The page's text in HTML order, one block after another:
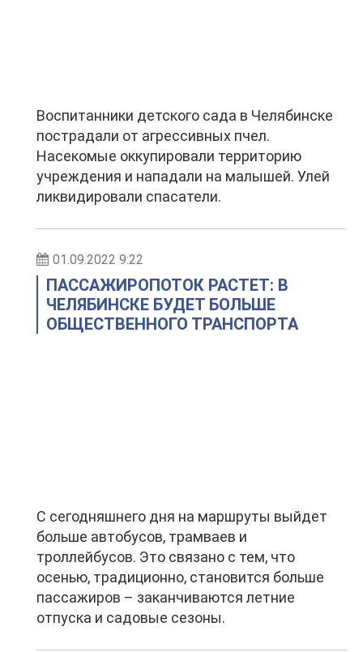
Воспитанники детского сада в Челябинске
пострадали от агрессивных пчел.
Насекомые оккупировали территорию
учреждения и нападали на малышей. Улей
ликвидировали спасатели.
01.09.2022 9:22
ПАССАЖИРОПОТОК РАСТЕТ: В
ЧЕЛЯБИНСКЕ БУДЕТ БОЛЬШЕ
ОБЩЕСТВЕННОГО ТРАНСПОРТА
С сегодняшнего дня на маршруты выйдет
больше автобусов, трамваев и
троллейбусов. Это связано с тем, что
осенью, традиционно, становится больше
пассажиров – заканчиваются летние
отпуска и садовые сезоны.